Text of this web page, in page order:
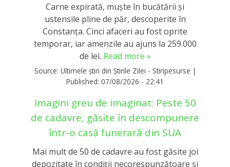
Carne expirată, muște în bucătării și
ustensile pline de păr, descoperite în
Constanța. Cinci afaceri au fost oprite
temporar, iar amenzile au ajuns la 259.000
de lei. Read more »
Source: Ultimele știri din Știrile Zilei - Stiripesurse |
Published: 07/08/2026 - 22:41
Imagini greu de imaginat: Peste 50
de cadavre, găsite în descompunere
într-o casă funerară din SUA
Mai mult de 50 de cadavre au fost găsite joi
depozitate în condiții necorespunzătoare și